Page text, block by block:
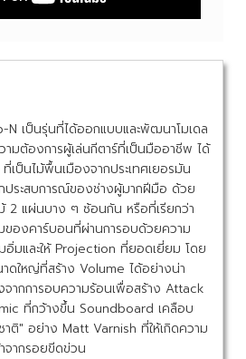
N เป็นรุ่นที่ได้ออกแบบและพัฒนาโมเดล
มต้องการผู้เล่นกีตาร์ที่เป็นมืออาชีพ ได้
เป็นไม้พื้นเมืองจากประเทศเยอรมัน
ประสบการณ์ของช่างผู้มากฝีมือ ด้วย
2 แผ่นบาง ๆ ซ้อนกัน หรือที่เรียกว่า
องคาร์บอนที่ผ่านการอบด้วยความ
อิ่มและให้ Projection ที่ยอดเยี่ยม โดย
ดใหญ่ที่สร้าง Volume ได้อย่างน่า
ากการอบความร้อนเพื่อสร้าง Attack
ที่กว้างขึ้น Soundboard เคลือบ
าติ" อย่าง Matt Varnish ที่ให้เกิดความ
จากรอยขีดข่วน